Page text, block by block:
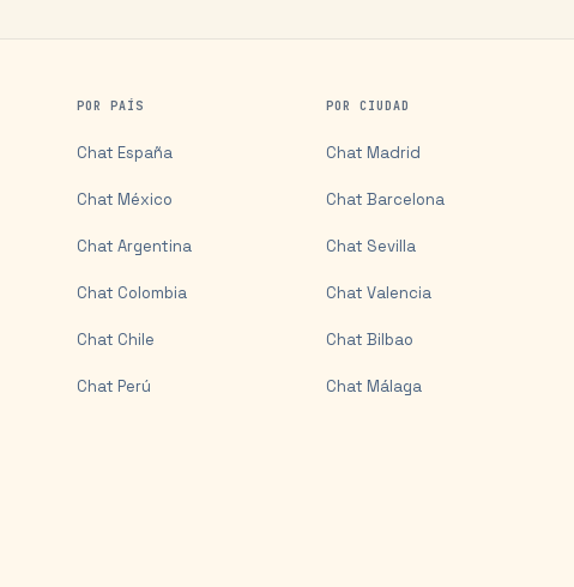
POR PAÍS
Chat España
Chat México
Chat Argentina
Chat Colombia
Chat Chile
Chat Perú
POR CIUDAD
Chat Madrid
Chat Barcelona
Chat Sevilla
Chat Valencia
Chat Bilbao
Chat Málaga